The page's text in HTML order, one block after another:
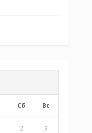
Сб Вс
2 3